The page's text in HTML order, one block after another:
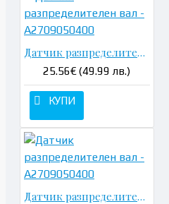
Датчик разпределителен вал - A2709050400
25.56€ (49.99 лв.)
КУПИ
Датчик разпределителен вал - A2709050400